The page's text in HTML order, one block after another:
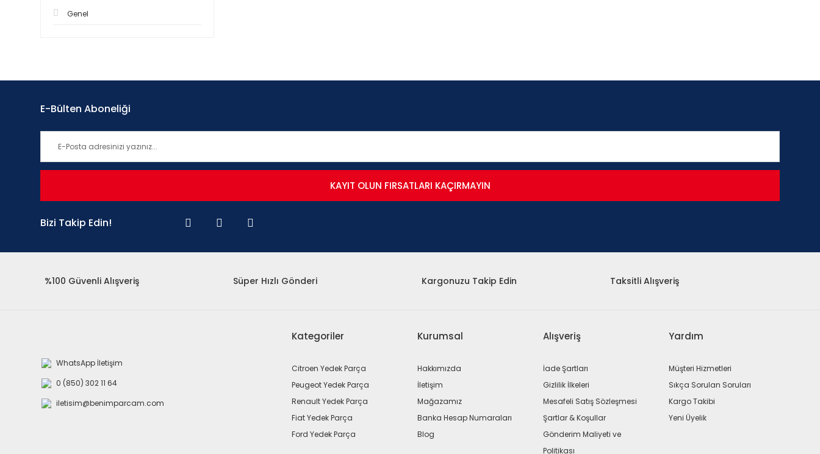
Genel
E-Bülten Aboneliği
KAYIT OLUN FIRSATLARI KAÇIRMAYIN
Bizi Takip Edin!
%100 Güvenli Alışveriş Süper Hızlı Gönderi Kargonuzu Takip Edin Taksitli Alışveriş
WhatsApp İletişim
0 (850) 302 11 64
iletisim@benimparcam.com
Kategoriler
Citroen Yedek Parça
Peugeot Yedek Parça
Renault Yedek Parça
Fiat Yedek Parça
Ford Yedek Parça
Kurumsal
Hakkımızda
İletişim
Mağazamız
Banka Hesap Numaraları
Blog
Alışveriş
İade Şartları
Gizlilik İlkeleri
Mesafeli Satış Sözleşmesi
Şartlar & Koşullar
Gönderim Maliyeti ve
Politikası
Yardım
Müşteri Hizmetleri
Sıkça Sorulan Soruları
Kargo Takibi
Yeni Üyelik